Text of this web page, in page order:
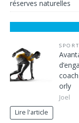
réserves naturelles
orly
Joel
Lire l'article